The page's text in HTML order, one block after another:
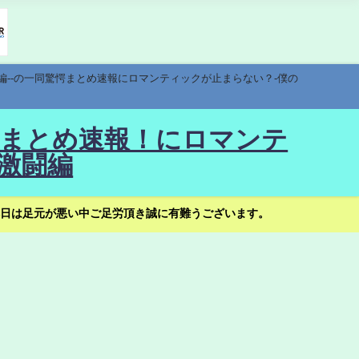
の一同驚愕まとめ速報にロマンティックが止まらない？-僕の
とめ速報！にロマンテ
闘編
足元が悪い中ご足労頂き誠に有難うございます。